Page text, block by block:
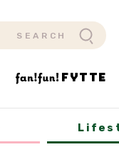
FYTTE